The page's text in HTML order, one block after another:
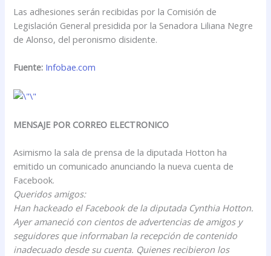
Las adhesiones serán recibidas por la Comisión de
Legislación General presidida por la Senadora Liliana Negre
de Alonso, del peronismo disidente.
Fuente: Infobae.com
MENSAJE POR CORREO ELECTRONICO
Asimismo la sala de prensa de la diputada Hotton ha
emitido un comunicado anunciando la nueva cuenta de
Facebook.
Queridos amigos:
Han hackeado el Facebook de la diputada Cynthia Hotton.
Ayer amaneció con cientos de advertencias de amigos y
seguidores que informaban la recepción de contenido
inadecuado desde su cuenta. Quienes recibieron los